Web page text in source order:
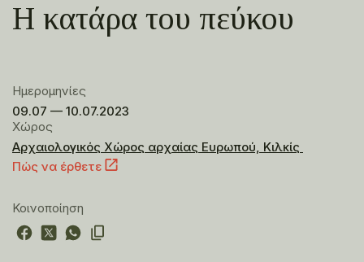
Η κατάρα του πεύκου
Ημερομηνίες
09.07 — 10.07.2023
Χώρος
Αρχαιολογικός Χώρος αρχαίας Ευρωπού, Κιλκίς
Πώς να έρθετε
Κοινοποίηση